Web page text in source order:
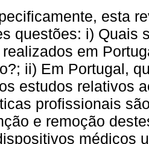
esta
questões: i) Quais
em
ii) Em Portugal,
estudos relativos
profissionais
e remoção
médicos